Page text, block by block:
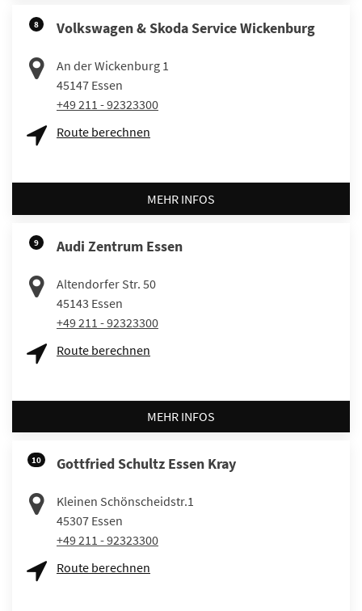
8 Volkswagen & Skoda Service Wickenburg
An der Wickenburg 1
45147 Essen
+49 211 - 92323300
Route berechnen
MEHR INFOS
9 Audi Zentrum Essen
Altendorfer Str. 50
45143 Essen
+49 211 - 92323300
Route berechnen
MEHR INFOS
10 Gottfried Schultz Essen Kray
Kleinen Schönscheidstr.1
45307 Essen
+49 211 - 92323300
Route berechnen